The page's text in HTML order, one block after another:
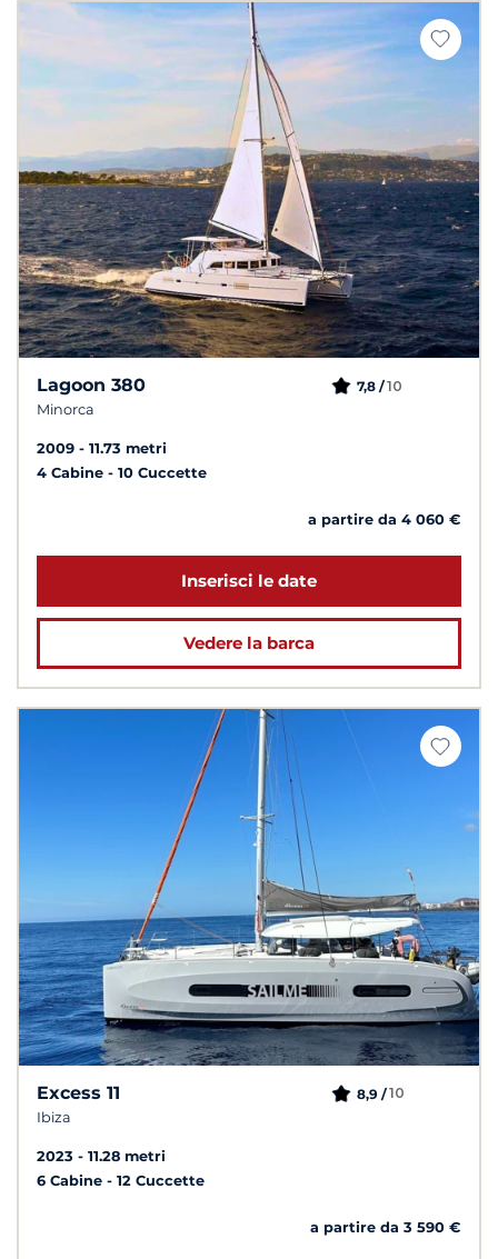
Lagoon 380
Minorca
7,8 /10
2009
11.73 metri
4 Cabine
10 Cuccette
a partire da 4 060 €
Inserisci le date
Vedere la barca
Excess 11
Ibiza
8,9 /10
2023
11.28 metri
6 Cabine
12 Cuccette
a partire da 3 590 €